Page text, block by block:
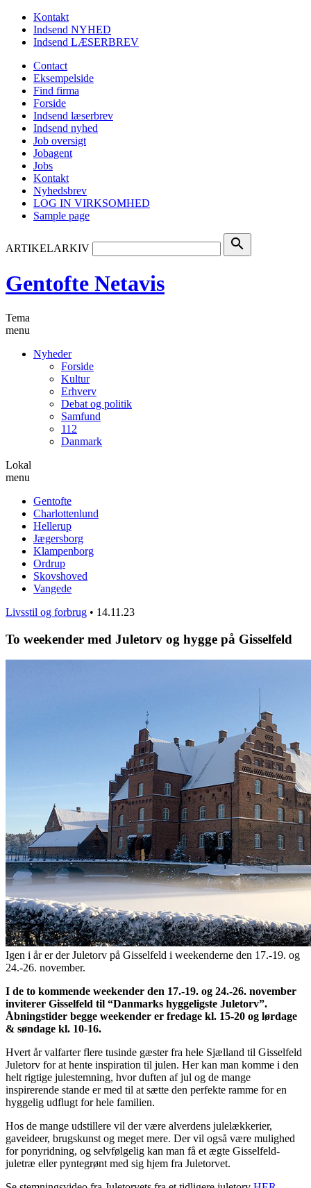
Kontakt
Indsend NYHED
Indsend LÆSERBREV
Contact
Eksempelside
Find firma
Forside
Indsend læserbrev
Indsend nyhed
Job oversigt
Jobagent
Jobs
Kontakt
Nyhedsbrev
LOG IN VIRKSOMHED
Sample page
ARTIKELARKIV search
Gentofte Netavis
Tema
menu
Nyheder
Forside
Kultur
Erhverv
Debat og politik
Samfund
112
Danmark
Lokal
menu
Gentofte
Charlottenlund
Hellerup
Jægersborg
Klampenborg
Ordrup
Skovshoved
Vangede
Livsstil og forbrug • 14.11.23
To weekender med Juletorv og hygge på Gisselfeld
Igen i år er der Juletorv på Gisselfeld i weekenderne den 17.-19. og
24.-26. november.
I de to kommende weekender den 17.-19. og 24.-26. november
inviterer Gisselfeld til “Danmarks hyggeligste Juletorv”.
Åbningstider begge weekender er fredage kl. 15-20 og lørdage
& søndage kl. 10-16.
Hvert år valfarter flere tusinde gæster fra hele Sjælland til Gisselfeld
Juletorv for at hente inspiration til julen. Her kan man komme i den
helt rigtige julestemning, hvor duften af jul og de mange
inspirerende stande er med til at sætte den perfekte ramme for en
hyggelig udflugt for hele familien.
Hos de mange udstillere vil der være alverdens julelækkerier,
gaveideer, brugskunst og meget mere. Der vil også være mulighed
for ponyridning, og selvfølgelig kan man få et ægte Gisselfeld-
juletræ eller pyntegrønt med sig hjem fra Juletorvet.